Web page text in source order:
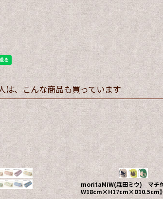
は、こんな商品も買っています
moritaMiW(森田ミウ) マチ
W18cm×H17cm×D10.5cm